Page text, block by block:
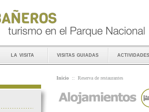
la visita visitas guiadas actividades
Inicio :: Reserva de restaurantes